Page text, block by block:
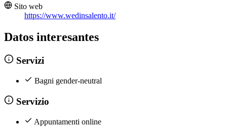
Sito web
https://www.wedinsalento.it/
Datos interesantes
Servizi
Bagni gender-neutral
Servizio
Appuntamenti online